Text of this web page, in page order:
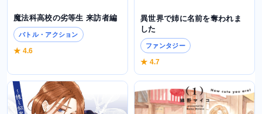
魔法科高校の劣等生 来訪者編
バトル・アクション
★ 4.6
異世界で姉に名前を奪われま
した
ファンタジー
★ 4.7